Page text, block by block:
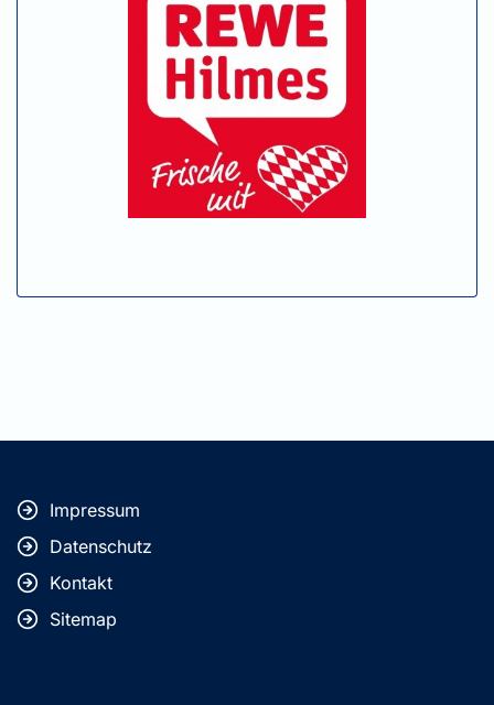
Impressum
Datenschutz
Kontakt
Sitemap